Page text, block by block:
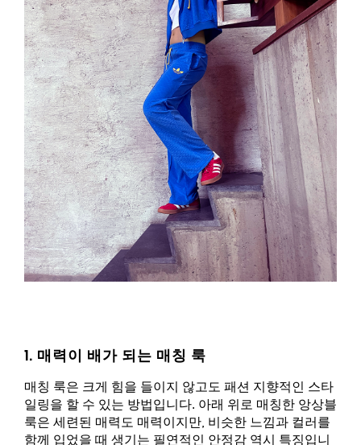
1. 매력이 배가 되는 매칭 룩
매칭 룩은 크게 힘을 들이지 않고도 패션 지향적인 스타
일링을 할 수 있는 방법입니다. 아래 위로 매칭한 앙상블
룩은 세련된 매력도 매력이지만, 비슷한 느낌과 컬러를
함께 입었을 때 생기는 필연적인 안정감 역시 특징입니